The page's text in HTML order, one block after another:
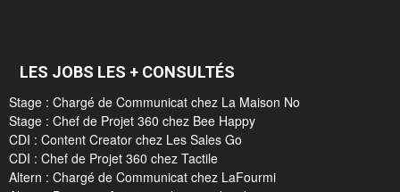
LES JOBS LES + CONSULTÉS
Stage : Chargé de Communicat chez La Maison No
Stage : Chef de Projet 360 chez Bee Happy
CDI : Content Creator chez Les Sales Go
CDI : Chef de Projet 360 chez Tactile
Altern : Chargé de Communicat chez LaFourmi